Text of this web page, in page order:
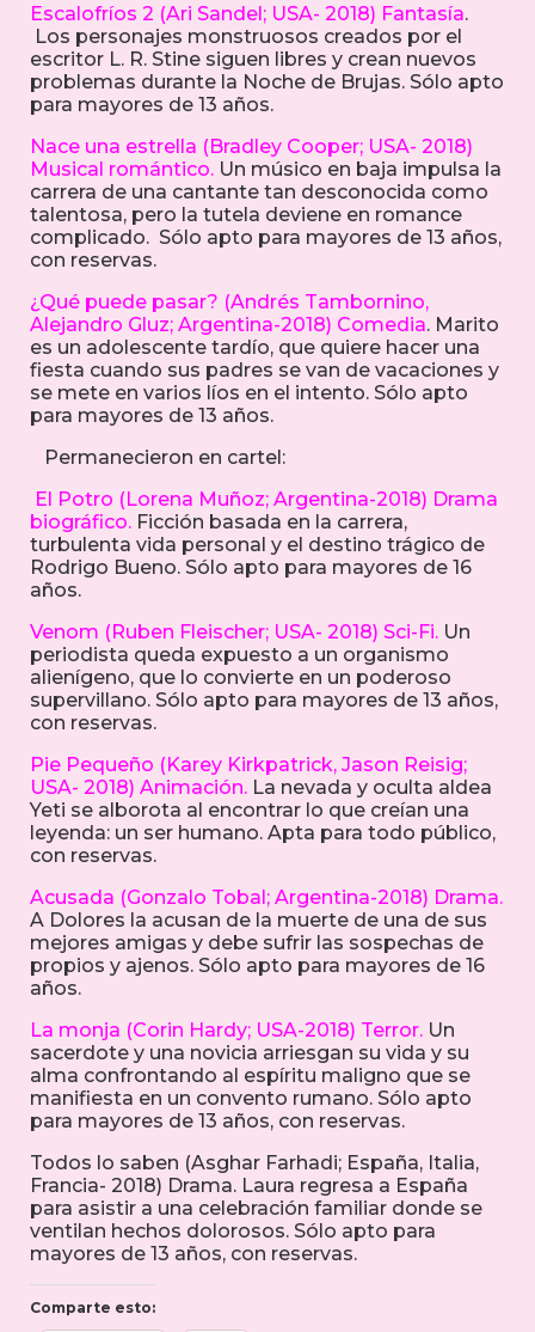
Escalofríos 2 (Ari Sandel; USA- 2018) Fantasía.
Los personajes monstruosos creados por el
escritor L. R. Stine siguen libres y crean nuevos
problemas durante la Noche de Brujas. Sólo apto
para mayores de 13 años.
Nace una estrella (Bradley Cooper; USA- 2018)
Musical romántico. Un músico en baja impulsa la
carrera de una cantante tan desconocida como
talentosa, pero la tutela deviene en romance
complicado. Sólo apto para mayores de 13 años,
con reservas.
¿Qué puede pasar? (Andrés Tambornino,
Alejandro Gluz; Argentina-2018) Comedia. Marito
es un adolescente tardío, que quiere hacer una
fiesta cuando sus padres se van de vacaciones y
se mete en varios líos en el intento. Sólo apto
para mayores de 13 años.
Permanecieron en cartel:
El Potro (Lorena Muñoz; Argentina-2018) Drama
biográfico. Ficción basada en la carrera,
turbulenta vida personal y el destino trágico de
Rodrigo Bueno. Sólo apto para mayores de 16
años.
Venom (Ruben Fleischer; USA- 2018) Sci-Fi. Un
periodista queda expuesto a un organismo
alienígeno, que lo convierte en un poderoso
supervillano. Sólo apto para mayores de 13 años,
con reservas.
Pie Pequeño (Karey Kirkpatrick, Jason Reisig;
USA- 2018) Animación. La nevada y oculta aldea
Yeti se alborota al encontrar lo que creían una
leyenda: un ser humano. Apta para todo público,
con reservas.
Acusada (Gonzalo Tobal; Argentina-2018) Drama.
A Dolores la acusan de la muerte de una de sus
mejores amigas y debe sufrir las sospechas de
propios y ajenos. Sólo apto para mayores de 16
años.
La monja (Corin Hardy; USA-2018) Terror. Un
sacerdote y una novicia arriesgan su vida y su
alma confrontando al espíritu maligno que se
manifiesta en un convento rumano. Sólo apto
para mayores de 13 años, con reservas.
Todos lo saben (Asghar Farhadi; España, Italia,
Francia- 2018) Drama. Laura regresa a España
para asistir a una celebración familiar donde se
ventilan hechos dolorosos. Sólo apto para
mayores de 13 años, con reservas.
Comparte esto: